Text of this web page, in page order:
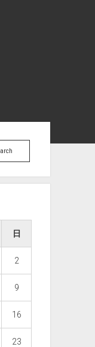
日
2
9
16
23